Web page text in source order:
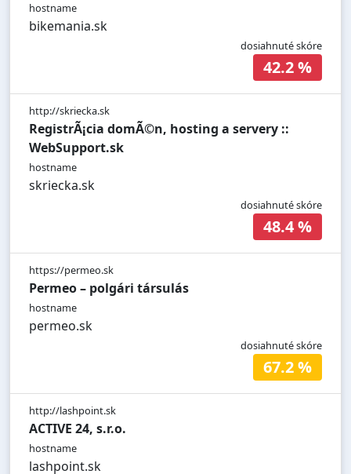
hostname
bikemania.sk
dosiahnuté skóre
42.2 %
http://skriecka.sk
RegistrÃ¡cia domÃ©n, hosting a servery ::
WebSupport.sk
hostname
skriecka.sk
dosiahnuté skóre
48.4 %
https://permeo.sk
Permeo – polgári társulás
hostname
permeo.sk
dosiahnuté skóre
67.2 %
http://lashpoint.sk
ACTIVE 24, s.r.o.
hostname
lashpoint.sk